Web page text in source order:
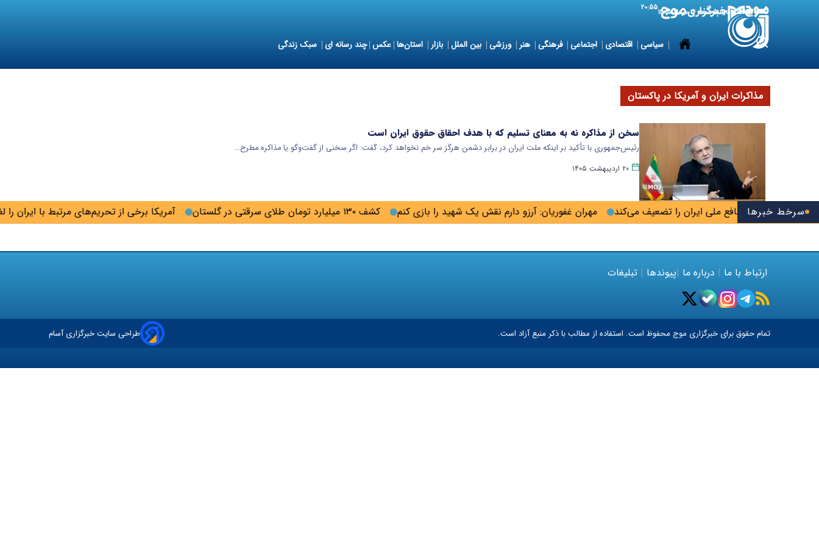
7 August 2026 جمعه ۱۶ مرداد ۱۴۰۵ ۲۰:۵۵
سیاسی اقتصادی اجتماعی فرهنگی هنر ورزشی بین الملل بازار استان‌ها عکس چند رسانه ای سبک زندگی
سرخط خبرها آمریکا برخی از تحریم‌های مرتبط با ایران را کشف ۱۳۰ میلیارد تومان طلای سرقتی در گلستان مهران غفوریان: آرزو دارم نقش یک شهید را بازی کنم لایحه خزر منافع ملی ایران را تضعیف می‌کند
مذاکرات ایران و آمریکا در پاکستان
سخن از مذاکره نه به معنای تسلیم که با هدف احقاق حقوق ایران است
رئیس‌جمهوری با تأکید بر اینکه ملت ایران در برابر دشمن هرگز سر خم نخواهد کرد، گفت: اگر سخنی از گفت‌وگو یا مذاکره مطرح…
۲۰ اردیبهشت ۱۴۰۵
ارتباط با ما | درباره ما |پیوندها | تبلیغات
تمام حقوق برای خبرگزاری موج محفوظ است. استفاده از مطالب با ذکر منبع آزاد است. طراحی سایت خبرگزاری آسام